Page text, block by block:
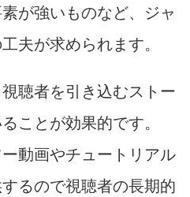
が強いものなど、ジャ
夫が求められます。
聴者を引き込むストー
ことが効果的です。
ー動画やチュートリアル
るので視聴者の長期的